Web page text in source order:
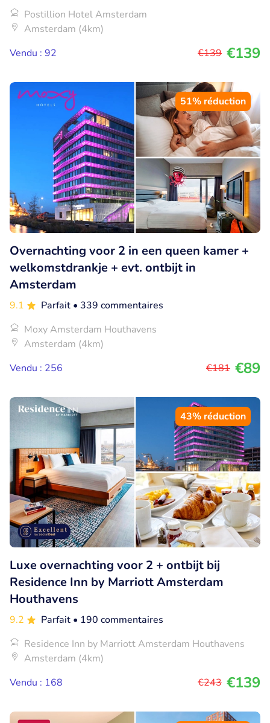
Postillion Hotel Amsterdam
Amsterdam (4km)
Vendu : 92
€139 €139
51% réduction
Overnachting voor 2 in een queen kamer +
welkomstdrankje + evt. ontbijt in
Amsterdam
9.1 Parfait • 339 commentaires
Moxy Amsterdam Houthavens
Amsterdam (4km)
Vendu : 256
€181 €89
43% réduction
Luxe overnachting voor 2 + ontbijt bij
Residence Inn by Marriott Amsterdam
Houthavens
9.2 Parfait • 190 commentaires
Residence Inn by Marriott Amsterdam Houthavens
Amsterdam (4km)
Vendu : 168
€243 €139